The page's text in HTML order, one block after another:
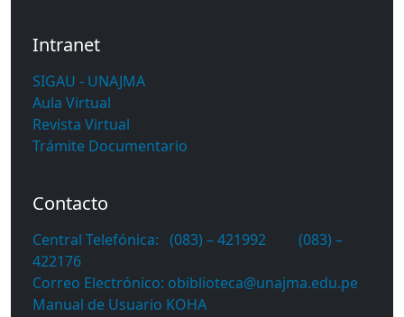
Intranet
SIGAU - UNAJMA
Aula Virtual
Revista Virtual
Trámite Documentario
Contacto
Central Telefónica: (083) – 421992 (083) –
422176
Correo Electrónico: obiblioteca@unajma.edu.pe
Manual de Usuario KOHA